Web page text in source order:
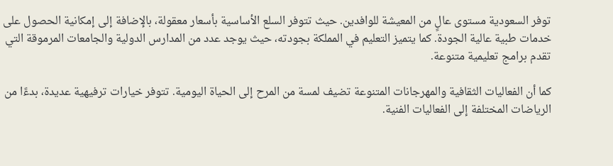
توفر السعودية مستوى عالٍ من المعيشة للوافدين. حيث تتوفر السلع الأساسية بأسعار معقولة، بالإضافة إلى إمكانية الحصول على
خدمات طبية عالية الجودة. كما يتميز التعليم في المملكة بجودته، حيث يوجد عدد من المدارس الدولية والجامعات المرموقة التي
تقدم برامج تعليمية متنوعة.
كما أن الفعاليات الثقافية والمهرجانات المتنوعة تضيف لمسة من المرح إلى الحياة اليومية. تتوفر خيارات ترفيهية عديدة، بدءًا من
الرياضات المختلفة إلى الفعاليات الفنية.